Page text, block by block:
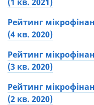
Рейтинг
(4 кв. 2020)
Рейтинг
(3 кв. 2020)
Рейтинг
(2 кв. 2020)